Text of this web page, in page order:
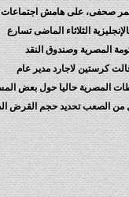
مؤتمر صحفى، على هامش اجتماعات
الصندوق فى تقرير صدر بالإنجليزية الثلاثاء الماضى تسارع
الحكومة المصرية وصندوق النقد
كرستين لاجارد مدير عام
المصرية حاليا حول بعض
يزال من الصعب تحديد حجم